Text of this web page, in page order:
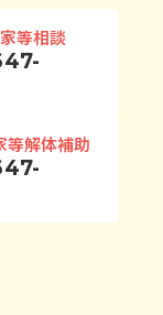
等相談
等解体補助